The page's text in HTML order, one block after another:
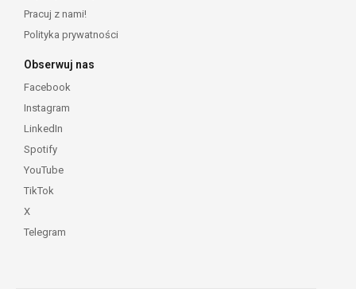
Pracuj z nami!
Polityka prywatności
Obserwuj nas
Facebook
Instagram
LinkedIn
Spotify
YouTube
TikTok
X
Telegram